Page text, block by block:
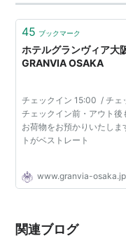
かっ…
45 ブックマーク
ホテルグランヴィア大
GRANVIA OSAKA
チェックイン 15:00 / チェ
チェックイン前・アウト後
お荷物をお預かりいたしま
トがベストレート
www.granvia-osaka.jp
関連ブログ